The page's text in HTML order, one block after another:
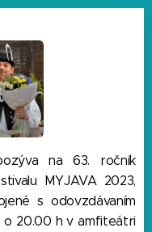
na 63. ročník
MYJAVA 2023,
s odovzdávaním
o 20.00 h v amfiteátri